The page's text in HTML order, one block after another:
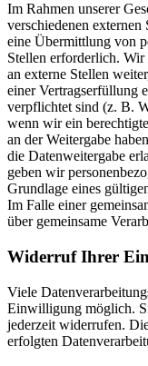
Im Rahmen unserer
verschiedenen
eine Übermittlung von
Stellen erforderlich. Wir
an externe Stellen
einer Vertragserfüllung
verpflichtet sind (z. B.
wenn wir ein
an der Weitergabe
die Datenweitergabe
geben wir
Grundlage eines
Im Falle einer
über gemeinsame
Widerruf Ihrer
Viele
Einwilligung möglich.
jederzeit widerrufen.
erfolgten